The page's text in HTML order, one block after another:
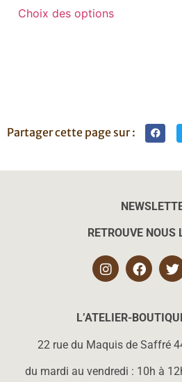
Choix des options
Partager cette page sur :
L’ATELIER-
22 rue du Maquis de Saffré
du mardi au vendredi : 10h à
RETROUVE NOUS